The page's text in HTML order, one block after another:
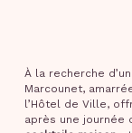
À la recherche d’un
Marcounet,
l’Hôtel de Ville,
après une journée